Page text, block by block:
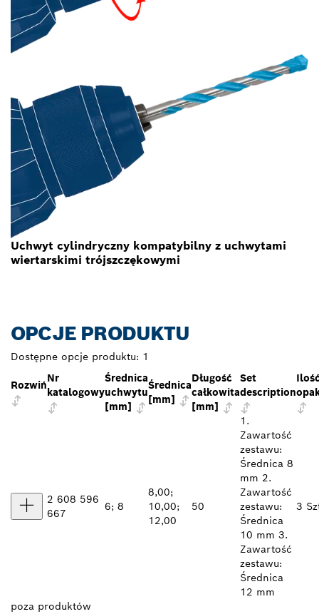
Uchwyt cylindryczny kompatybilny z uchwytami
wiertarskimi trójszczękowymi
OPCJE PRODUKTU
Dostępne opcje produktu: 1
Rozwiń
Nr
katalogowy
Średnica
uchwytu
[mm]
Średnica
[mm]
Długość
całkowita
[mm]
Set
description
2 608 596
667
6; 8
8,00;
10,00;
12,00
50
1.
Zawartość
zestawu:
Średnica 8
mm 2.
Zawartość
zestawu:
Średnica
10 mm 3.
Zawartość
zestawu:
Średnica
12 mm
3
poza produktów